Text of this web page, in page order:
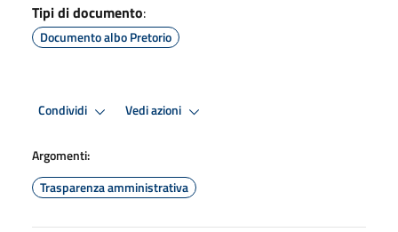
Tipi di documento:
Documento albo Pretorio
Condividi Vedi azioni
Argomenti:
Trasparenza amministrativa